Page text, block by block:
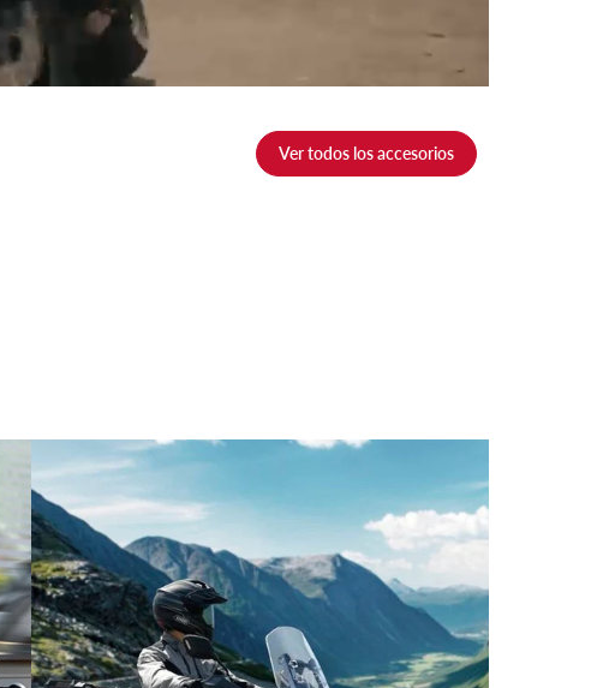
Ver todos los accesorios